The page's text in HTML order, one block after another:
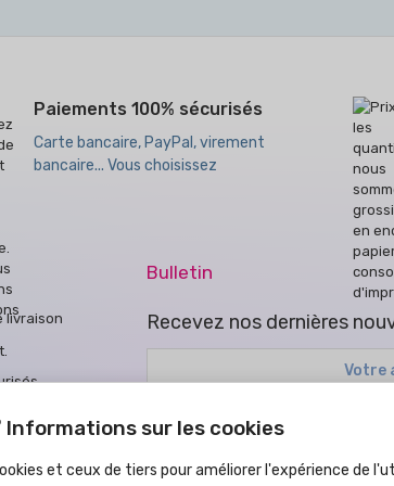
Paiements 100% sécurisés
Carte bancaire, PayPal, virement
bancaire... Vous choisissez
livraison
Bulletin
Recevez nos dernières
Informations sur les cookies
et ceux de tiers pour améliorer l'expérience de